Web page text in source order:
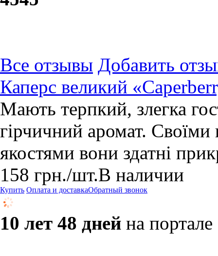
Все отзывы Добавить
Каперс великий
Мають терпкий, злегка
гірчичний аромат.
якостями вони здатні
158 грн./шт.В наличии
Купить Оплата и доставкаОбратный звонок
10 лет 48 дней на портале